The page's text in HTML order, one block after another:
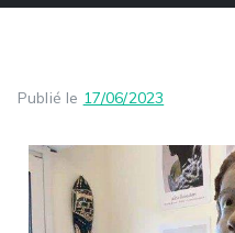
Publié le 17/06/2023